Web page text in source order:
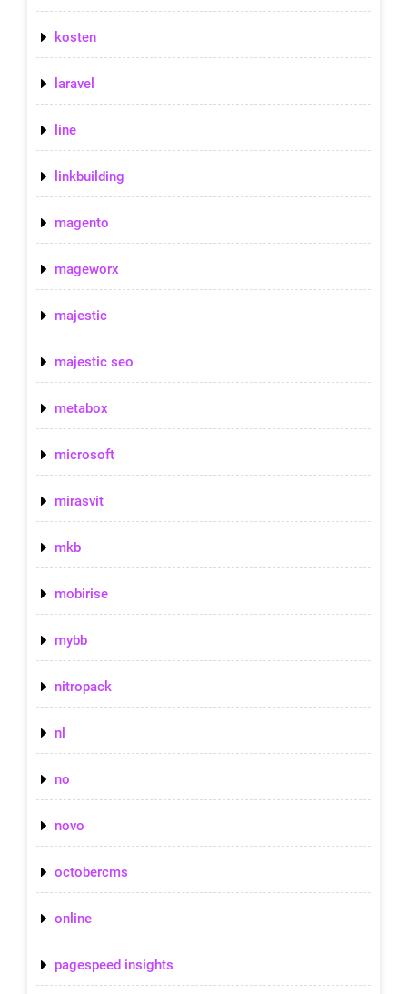
kosten
laravel
line
linkbuilding
magento
mageworx
majestic
majestic seo
metabox
microsoft
mirasvit
mkb
mobirise
mybb
nitropack
nl
no
novo
octobercms
online
pagespeed insights